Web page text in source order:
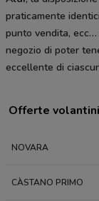
praticamente
punto vendita,
negozio di poter
eccellente di
Offerte
NOVARA
CÀSTANO PRIMO